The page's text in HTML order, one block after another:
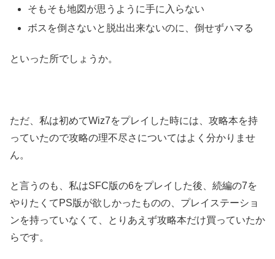
そもそも地図が思うように手に入らない
ボスを倒さないと脱出出来ないのに、倒せずハマる
といった所でしょうか。
ただ、私は初めてWiz7をプレイした時には、攻略本を持
っていたので攻略の理不尽さについてはよく分かりませ
ん。
と言うのも、私はSFC版の6をプレイした後、続編の7を
やりたくてPS版が欲しかったものの、プレイステーショ
ンを持っていなくて、とりあえず攻略本だけ買っていたか
らです。